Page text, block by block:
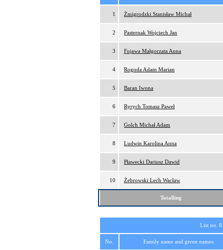
1 Żmigrodzki Stanisław Michał
2 Pasternak Wojciech Jan
3 Fujawa Małgorzata Anna
4 Rogoda Adam Marian
5 Baran Iwona
6 Ryrych Tomasz Paweł
7 Golch Michał Adam
8 Ludwin Karolina Anna
9 Pławecki Dariusz Dawid
10 Żebrowski Lech Wacław
Totalling
List no.
No. Family name and given names